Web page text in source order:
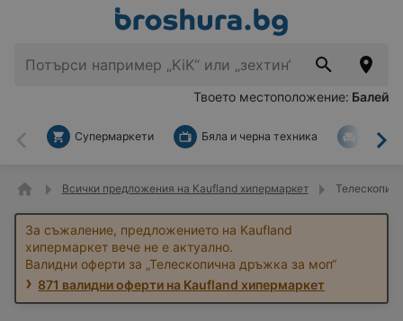
Твоето местоположение: Балей
Назад
Супермаркети Бяла и черна техника За
Всички предложения на Kaufland хипермаркет
За съжаление, предложението на Kaufland
хипермаркет вече не е актуално.
Валидни оферти за „Телескопична дръжка за моп“
871 валидни оферти на Kaufland хипермаркет